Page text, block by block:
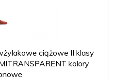
ciążowe II klasy
kolory